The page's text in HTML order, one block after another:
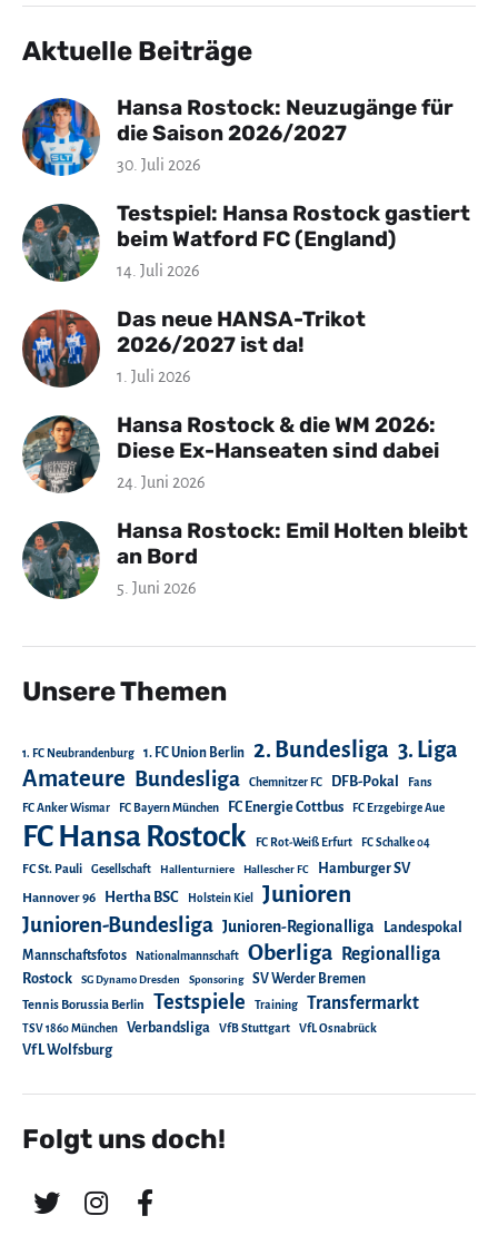
Aktuelle Beiträge
Hansa Rostock: Neuzugänge für
die Saison 2026/2027
30. Juli 2026
Testspiel: Hansa Rostock gastiert
beim Watford FC (England)
14. Juli 2026
Das neue HANSA-Trikot
2026/2027 ist da!
1. Juli 2026
Hansa Rostock & die WM 2026:
Diese Ex-Hanseaten sind dabei
24. Juni 2026
Hansa Rostock: Emil Holten bleibt
an Bord
5. Juni 2026
Unsere Themen
1. FC Neubrandenburg 1. FC Union Berlin 2. Bundesliga 3. Liga
Amateure Bundesliga Chemnitzer FC DFB-Pokal Fans
FC Anker Wismar FC Bayern München FC Energie Cottbus FC Erzgebirge Aue
FC Hansa Rostock FC Rot-Weiß Erfurt FC Schalke 04
FC St. Pauli Gesellschaft Hallenturniere Hallescher FC Hamburger SV
Hannover 96 Hertha BSC Holstein Kiel Junioren
Junioren-Bundesliga Junioren-Regionalliga
Landespokal
Mannschaftsfotos
Nationalmannschaft Oberliga Regionalliga
Rostock SG Dynamo Dresden Sponsoring SV Werder Bremen
Tennis Borussia Berlin Testspiele Training Transfermarkt
TSV 1860 München Verbandsliga VfB Stuttgart VfL Osnabrück
VfL Wolfsburg
Folgt uns doch!